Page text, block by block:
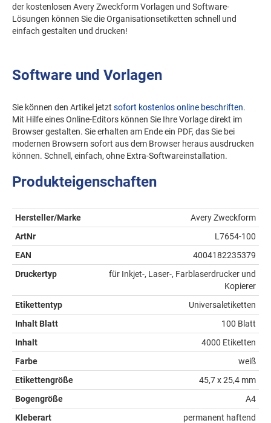
der kostenlosen Avery Zweckform Vorlagen und Software-
Lösungen können Sie die Organisationsetiketten schnell und
einfach gestalten und drucken!
Software und Vorlagen
Sie können den Artikel jetzt sofort kostenlos online beschriften.
Mit Hilfe eines Online-Editors können Sie Ihre Vorlage direkt im
Browser gestalten. Sie erhalten am Ende ein PDF, das Sie bei
modernen Browsern sofort aus dem Browser heraus ausdrucken
können. Schnell, einfach, ohne Extra-Softwareinstallation.
Produkteigenschaften
Hersteller/Marke
Avery Zweckform
ArtNr
L7654-100
EAN
4004182235379
Druckertyp
für Inkjet-, Laser-, Farblaserdrucker und
Kopierer
Etikettentyp
Universaletiketten
Inhalt Blatt
100 Blatt
Inhalt
4000 Etiketten
Farbe
weiß
Etikettengröße
45,7 x 25,4 mm
Bogengröße
A4
Kleberart
permanent haftend